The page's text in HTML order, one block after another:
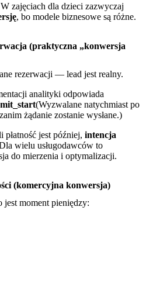
zajęciach dla dzieci zazwyczaj
, bo modele biznesowe są różne.
(praktyczna „konwersja
rezerwacji — lead jest realny.
analityki odpowiada
(Wyzwalane natychmiast po
żądanie zostanie wysłane.)
jest później, intencja
wielu usługodawców to
do mierzenia i optymalizacji.
(komercyjna konwersja)
jest moment pieniędzy: